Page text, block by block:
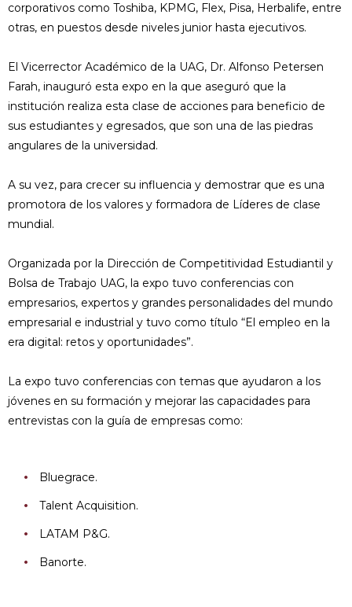
corporativos como Toshiba, KPMG, Flex, Pisa, Herbalife, entre
otras, en puestos desde niveles junior hasta ejecutivos.
El Vicerrector Académico de la UAG, Dr. Alfonso Petersen
Farah, inauguró esta expo en la que aseguró que la
institución realiza esta clase de acciones para beneficio de
sus estudiantes y egresados, que son una de las piedras
angulares de la universidad.
A su vez, para crecer su influencia y demostrar que es una
promotora de los valores y formadora de Líderes de clase
mundial.
Organizada por la Dirección de Competitividad Estudiantil y
Bolsa de Trabajo UAG, la expo tuvo conferencias con
empresarios, expertos y grandes personalidades del mundo
empresarial e industrial y tuvo como título “El empleo en la
era digital: retos y oportunidades”.
La expo tuvo conferencias con temas que ayudaron a los
jóvenes en su formación y mejorar las capacidades para
entrevistas con la guía de empresas como:
Bluegrace.
Talent Acquisition.
LATAM P&G.
Banorte.